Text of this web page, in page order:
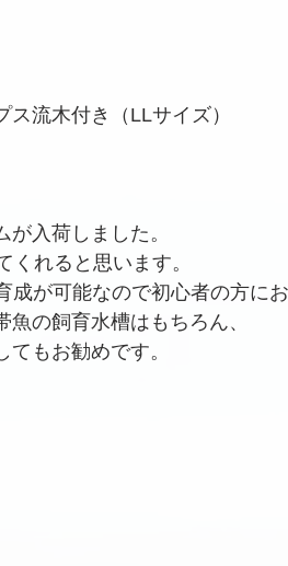
流木付き（LLサイズ）
入荷しました。
くれると思います。
成が可能なので初心者の方にお
の飼育水槽はもちろん、
もお勧めです。